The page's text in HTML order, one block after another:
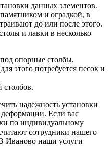
данных элементов.
и оградкой, в
до или после этого.
и лавки в несколько
опорные столбы.
этого потребуется песок и
столбов.
надежность установки
Если вас
по индивидуальному
сотрудники нашего
Иваново наши услуги